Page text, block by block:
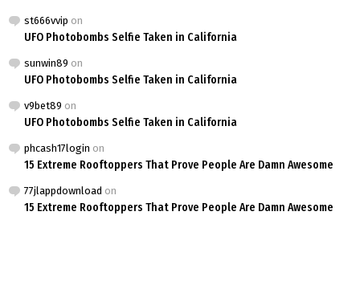
st666vvip on
UFO Photobombs Selfie Taken in California
sunwin89 on
UFO Photobombs Selfie Taken in California
v9bet89 on
UFO Photobombs Selfie Taken in California
phcash17login on
15 Extreme Rooftoppers That Prove People Are Damn Awesome
77jlappdownload on
15 Extreme Rooftoppers That Prove People Are Damn Awesome